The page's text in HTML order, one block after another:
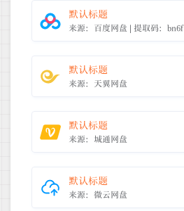
默认标题
来源：百度网盘 | 提取码：bn6f
默认标题
来源：天翼网盘
默认标题
来源：城通网盘
默认标题
来源：微云网盘